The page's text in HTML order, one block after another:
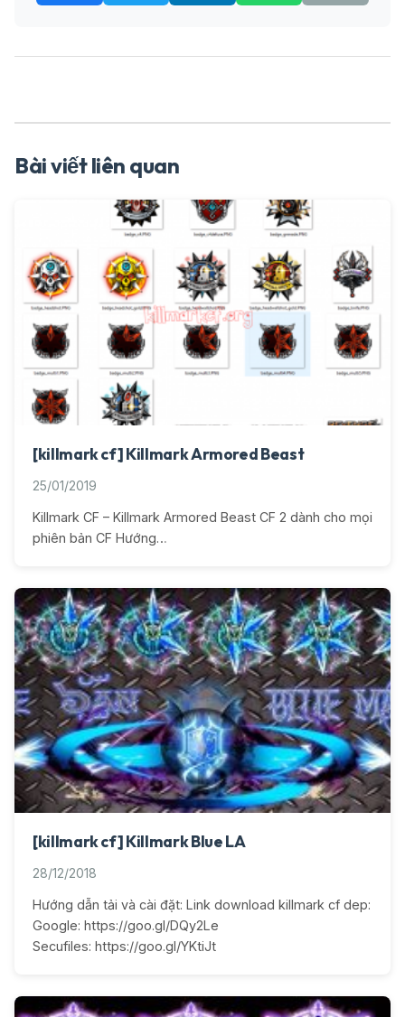
Bài viết liên quan
[killmark cf] Killmark Armored Beast
25/01/2019
Killmark CF – Killmark Armored Beast CF 2 dành cho mọi
phiên bản CF Hướng…
[killmark cf] Killmark Blue LA
28/12/2018
Hướng dẫn tải và cài đặt: Link download killmark cf dep:
Google: https://goo.gl/DQy2Le
Secufiles: https://goo.gl/YKtiJt